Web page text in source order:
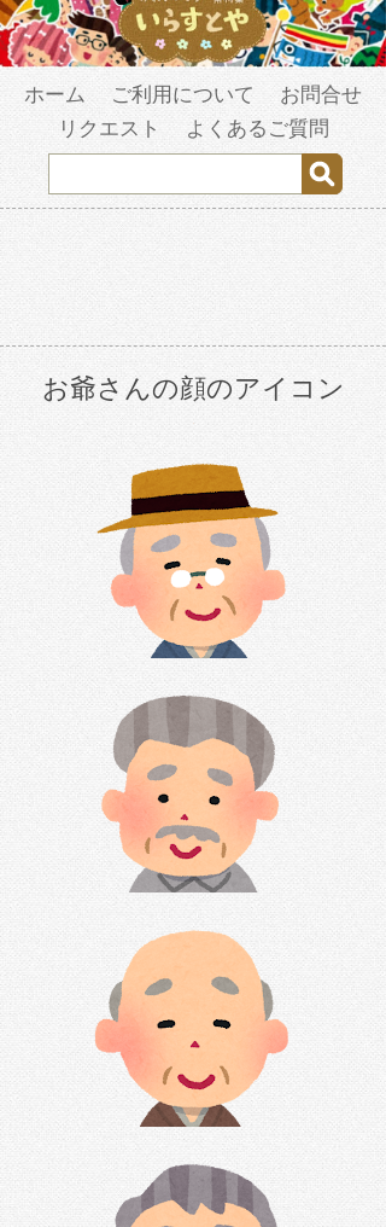
ホーム ご利用について
お問合せ
リクエスト
よくあるご質問
お爺さんの顔のアイコン